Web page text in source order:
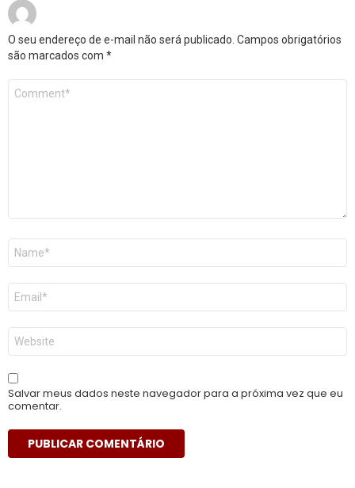
O seu endereço de e-mail não será publicado. Campos obrigatórios
são marcados com *
Comentário
Nome
E-
mail
*
Site
Salvar meus dados neste navegador para a próxima vez que eu
comentar.